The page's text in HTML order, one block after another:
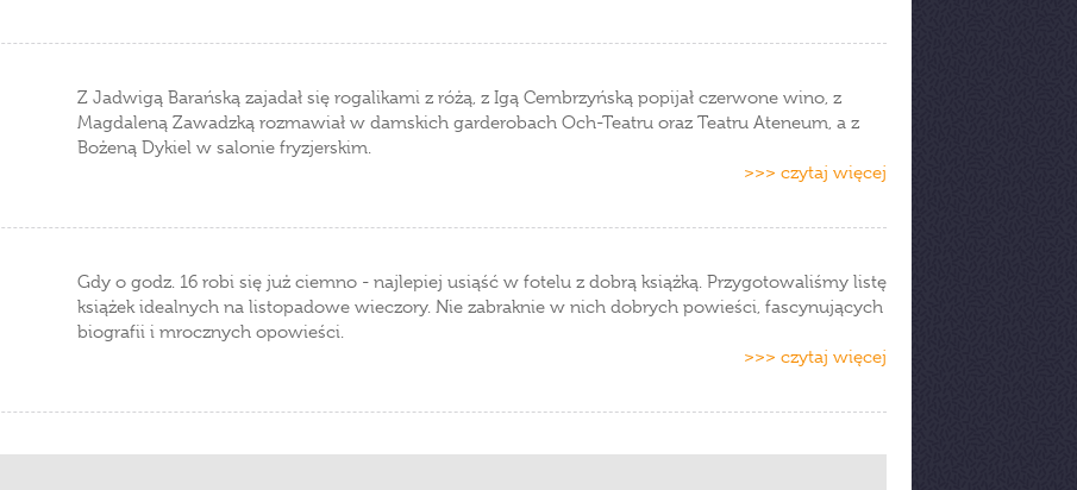
Z Jadwigą Barańską zajadał się rogalikami z różą, z Igą Cembrzyńską popijał czerwone wino, z
Magdaleną Zawadzką rozmawiał w damskich garderobach Och-Teatru oraz Teatru Ateneum, a z
Bożeną Dykiel w salonie fryzjerskim.
>>> czytaj więcej
Gdy o godz. 16 robi się już ciemno - najlepiej usiąść w fotelu z dobrą książką. Przygotowaliśmy listę
książek idealnych na listopadowe wieczory. Nie zabraknie w nich dobrych powieści, fascynujących
biografii i mrocznych opowieści.
>>> czytaj więcej